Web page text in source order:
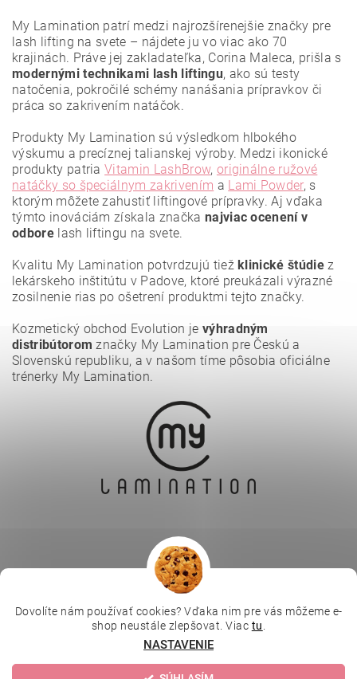
Vložením hodnotenie súhlasíte s
My Lamination patrí medzi najrozšírenejšie značky pre
lash lifting na svete – nájdete ju vo viac ako 70
krajinách. Práve jej zakladateľka, Corina Maleca, prišla s
modernými technikami lash liftingu, ako sú testy
natočenia, pokročilé schémy nanášania prípravkov či
práca so zakrivením natáčok.
Produkty My Lamination sú výsledkom hlbokého
výskumu a precíznej talianskej výroby. Medzi ikonické
produkty patriaVitamin LashBrow, originálne ružové
natáčky so špeciálnym zakrivením a Lami Powder, s
ktorým môžete zahustiť liftingové prípravky. Aj vďaka
týmto inováciám získala značka najviac ocenení v
odborelash liftingu na svete.
Kvalitu My Lamination potvrdzujú tiežklinické štúdiez
lekárskeho inštitútu v Padove, ktoré preukázali výrazné
zosilnenie rias po ošetrení produktmi tejto značky.
Kozmetický obchod Evolution je výhradným
distribútorom značky My Lamination pre Českú a
Slovenskú republiku, a v našom tíme pôsobia oficiálne
trénerky My Lamination.
Depilujeme.cz | Kosmetická škola | Online kosmetické kurzy |
MikroArt | Ella Baché
Dovolíte nám používať cookies? Vďaka nim pre vás môžeme e-
shop neustále zlepšovat. Viac tu
NASTAVENIE